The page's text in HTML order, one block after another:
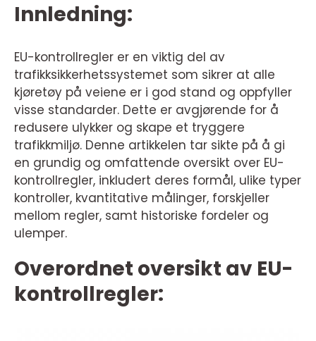
Innledning:
EU-kontrollregler er en viktig del av
trafikksikkerhetssystemet som sikrer at alle
kjøretøy på veiene er i god stand og oppfyller
visse standarder. Dette er avgjørende for å
redusere ulykker og skape et tryggere
trafikkmiljø. Denne artikkelen tar sikte på å gi
en grundig og omfattende oversikt over EU-
kontrollregler, inkludert deres formål, ulike typer
kontroller, kvantitative målinger, forskjeller
mellom regler, samt historiske fordeler og
ulemper.
Overordnet oversikt av EU-
kontrollregler: